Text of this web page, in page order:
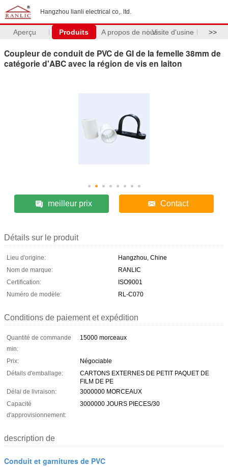
Hangzhou lianli electrical co,. ltd.
Aperçu Produits A propos de nousVisite d'usine >>
Coupleur de conduit de PVC de GI de la femelle 38mm de
catégorie d'ABC avec la région de vis en laiton
meilleur prix Contact
Détails sur le produit
Lieu d'origine:
Hangzhou, Chine
Nom de marque:
RANLIC
Certification:
ISO9001
Numéro de modèle:
RL-C070
Conditions de paiement et expédition
Quantité de commande
min:
15000 morceaux
Prix:
Négociable
Détails d'emballage:
CARTONS EXTERNES DE PETIT PAQUET DE
FILM DE PE
Délai de livraison:
3000000 MORCEAUX
Capacité
d'approvisionnement:
3000000 JOURS PIECES/30
description de
Conduit et garnitures de PVC